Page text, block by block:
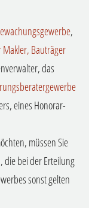
,
Makler, Bauträger
das
eines Honorar-
müssen Sie
die bei der Erteilung
sonst gelten